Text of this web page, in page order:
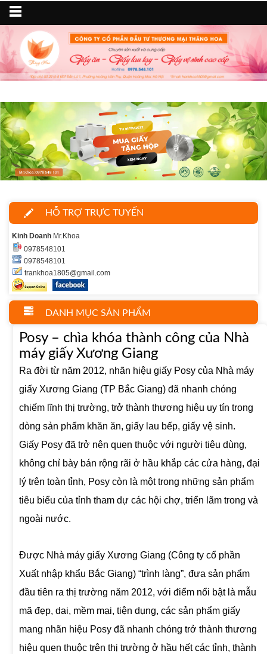
HỖ TRỢ TRỰC TUYẾN
Kinh Doanh Mr.Khoa
0978548101
0978548101
trankhoa1805@gmail.com
DANH MỤC SẢN PHẨM
Posy – chìa khóa thành công của Nhà
máy giấy Xương Giang
Ra đời từ năm 2012, nhãn hiệu giấy Posy của Nhà máy
giấy Xương Giang (TP Bắc Giang) đã nhanh chóng
chiếm lĩnh thị trường, trở thành thương hiệu uy tín trong
dòng sản phẩm khăn ăn, giấy lau bếp, giấy vệ sinh.
Giấy Posy đã trở nên quen thuộc với người tiêu dùng,
không chỉ bày bán rộng rãi ở hầu khắp các cửa hàng, đại
lý trên toàn tỉnh, Posy còn là một trong những sản phẩm
tiêu biểu của tỉnh tham dự các hội chợ, triển lãm trong và
ngoài nước.
Được Nhà máy giấy Xương Giang (Công ty cổ phần
Xuất nhập khẩu Bắc Giang) “trình làng”, đưa sản phẩm
đầu tiên ra thị trường năm 2012, với điểm nổi bật là mẫu
mã đẹp, dai, mềm mại, tiện dụng, các sản phẩm giấy
mang nhãn hiệu Posy đã nhanh chóng trở thành thương
hiệu quen thuộc trên thị trường ở hầu hết các tỉnh, thành